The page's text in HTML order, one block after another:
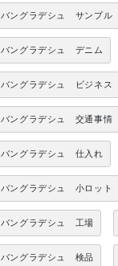
バングラデシュ サンプル
バングラデシュ デニム
バングラデシュ ビジネス
バングラデシュ 交通事情
バングラデシュ 仕入れ
バングラデシュ 小ロット
バングラデシュ 工場
バングラデシュ 検品